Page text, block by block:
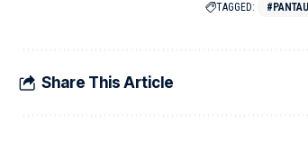
TAGGED:
Share This Article